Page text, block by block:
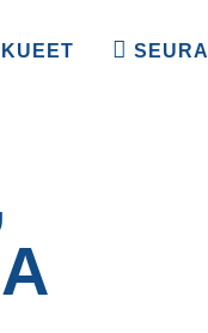
SEURA